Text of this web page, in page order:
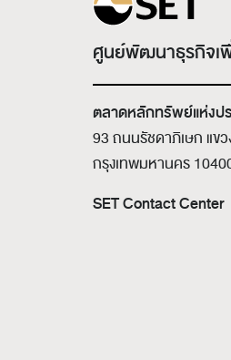
ศูนย์พัฒนาธุรกิจเ
ตลาดหลักทรัพย์แห่งปร
93 ถนนรัชดาภิเษก แข
กรุงเทพมหานคร
SET Contact Center